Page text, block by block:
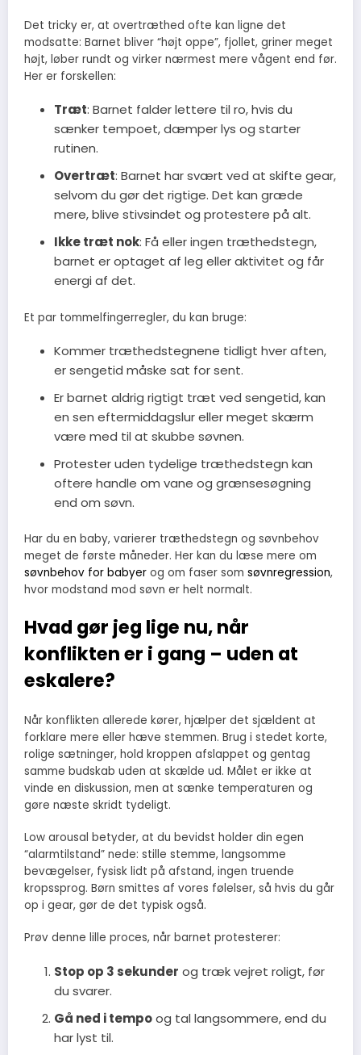
Det tricky er, at overtræthed ofte kan ligne det
modsatte: Barnet bliver “højt oppe”, fjollet, griner meget
højt, løber rundt og virker nærmest mere vågent end før.
Her er forskellen:
Træt: Barnet falder lettere til ro, hvis du
sænker tempoet, dæmper lys og starter
rutinen.
Overtræt: Barnet har svært ved at skifte gear,
selvom du gør det rigtige. Det kan græde
mere, blive stivsindet og protestere på alt.
Ikke træt nok: Få eller ingen træthedstegn,
barnet er optaget af leg eller aktivitet og får
energi af det.
Et par tommelfingerregler, du kan bruge:
Kommer træthedstegnene tidligt hver aften,
er sengetid måske sat for sent.
Er barnet aldrig rigtigt træt ved sengetid, kan
en sen eftermiddagslur eller meget skærm
være med til at skubbe søvnen.
Protester uden tydelige træthedstegn kan
oftere handle om vane og grænsesøgning
end om søvn.
Har du en baby, varierer træthedstegn og søvnbehov
meget de første måneder. Her kan du læse mere om
søvnbehov for babyer og om faser som søvnregression,
hvor modstand mod søvn er helt normalt.
Hvad gør jeg lige nu, når
konflikten er i gang – uden at
eskalere?
Når konflikten allerede kører, hjælper det sjældent at
forklare mere eller hæve stemmen. Brug i stedet korte,
rolige sætninger, hold kroppen afslappet og gentag
samme budskab uden at skælde ud. Målet er ikke at
vinde en diskussion, men at sænke temperaturen og
gøre næste skridt tydeligt.
Low arousal betyder, at du bevidst holder din egen
“alarmtilstand” nede: stille stemme, langsomme
bevægelser, fysisk lidt på afstand, ingen truende
kropssprog. Børn smittes af vores følelser, så hvis du går
op i gear, gør de det typisk også.
Prøv denne lille proces, når barnet protesterer:
Stop op 3 sekunder og træk vejret roligt, før
du svarer.
Gå ned i tempoog tal langsommere, end du
har lyst til.